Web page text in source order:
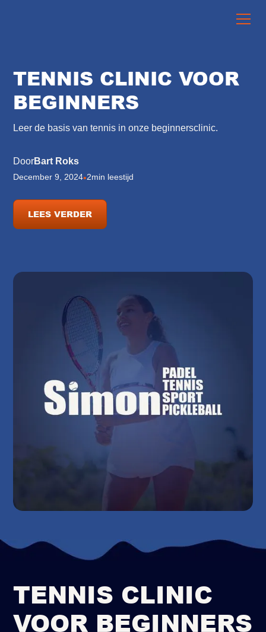
TENNIS CLINIC VOOR
BEGINNERS
Leer de basis van tennis in onze beginnersclinic.
DoorBart Roks
December 9, 2024•2min leestijd
LEES VERDER
TENNIS CLINIC
VOOR BEGINNERS